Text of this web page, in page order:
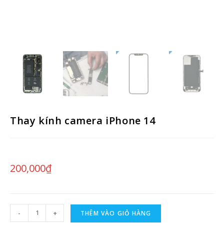
Thay kính camera iPhone 14
200,000₫
- + THÊM VÀO GIỎ HÀNG